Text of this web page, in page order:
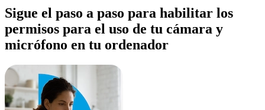
Sigue el paso a paso para habilitar los
permisos para el uso de tu cámara y
micrófono en tu ordenador